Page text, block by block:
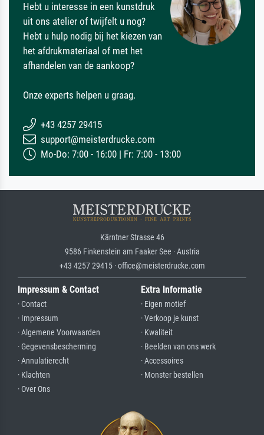
Hebt u interesse in een kunstdruk
uit ons atelier of twijfelt u nog?
Hebt u hulp nodig bij het kiezen van
het afdrukmateriaal of met het
afhandelen van de aankoop?
Onze experts helpen u graag.
+43 4257 29415
support@meisterdrucke.com
Mo-Do: 7:00 - 16:00 | Fr: 7:00 - 13:00
Kärntner Strasse 46
9586 Finkenstein am Faaker See · Austria
+43 4257 29415 · office@meisterdrucke.com
Impressum & Contact
· Contact
· Impressum
· Algemene Voorwaarden
· Gegevensbescherming
· Annulatierecht
· Klachten
· Over Ons
Extra Informatie
· Eigen motief
· Verkoop je kunst
· Kwaliteit
· Beelden van ons werk
· Accessoires
· Monster bestellen